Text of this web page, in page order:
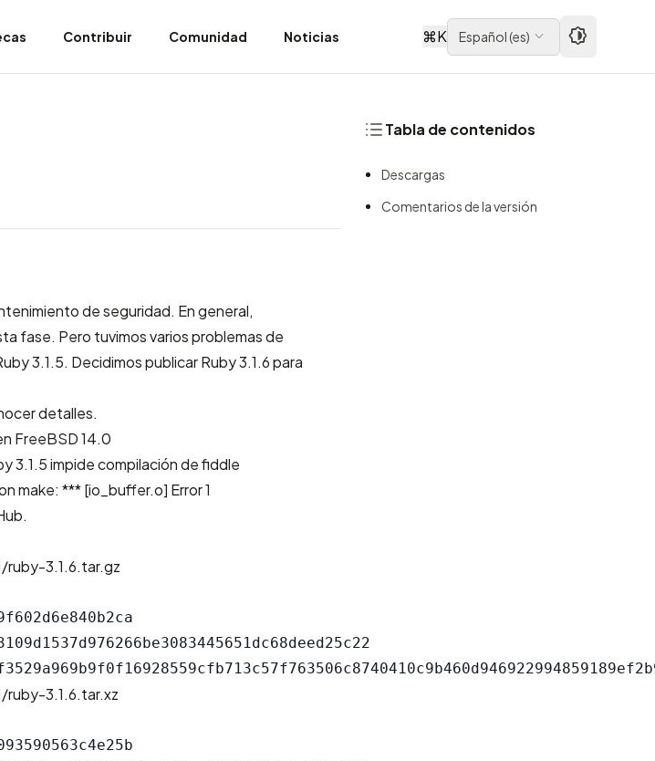
Contribuir Comunidad Noticias ⌘K Español(es)
de seguridad. En general,
fase. Pero tuvimos varios problemas de
3.1.5. Decidimos publicar Ruby 3.1.6 para
detalles.
FreeBSD 14.0
3.1.5 impide compilación de fiddle
make: *** [io_buffer.o] Error 1
.
3.1.6.tar.gz
3.1.6.tar.xz
Tabla de contenidos
Descargas
Comentarios de la versión